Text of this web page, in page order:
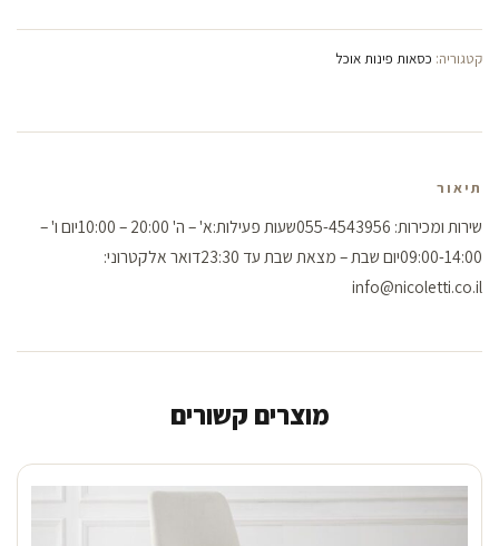
קטגוריה: כסאות פינות אוכל
תיאור
שירות ומכירות: 055-4543956שעות פעילות:א' – ה' 20:00 – 10:00יום ו' –
09:00-14:00יום שבת – מצאת שבת עד 23:30דואר אלקטרוני:
info@nicoletti.co.il
מוצרים קשורים